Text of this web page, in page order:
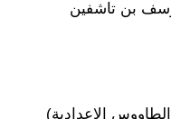
يوسف بن تاشفين
الطاووس الإعدادية)